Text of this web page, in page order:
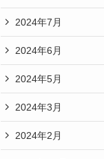
2024年7月
2024年6月
2024年5月
2024年3月
2024年2月